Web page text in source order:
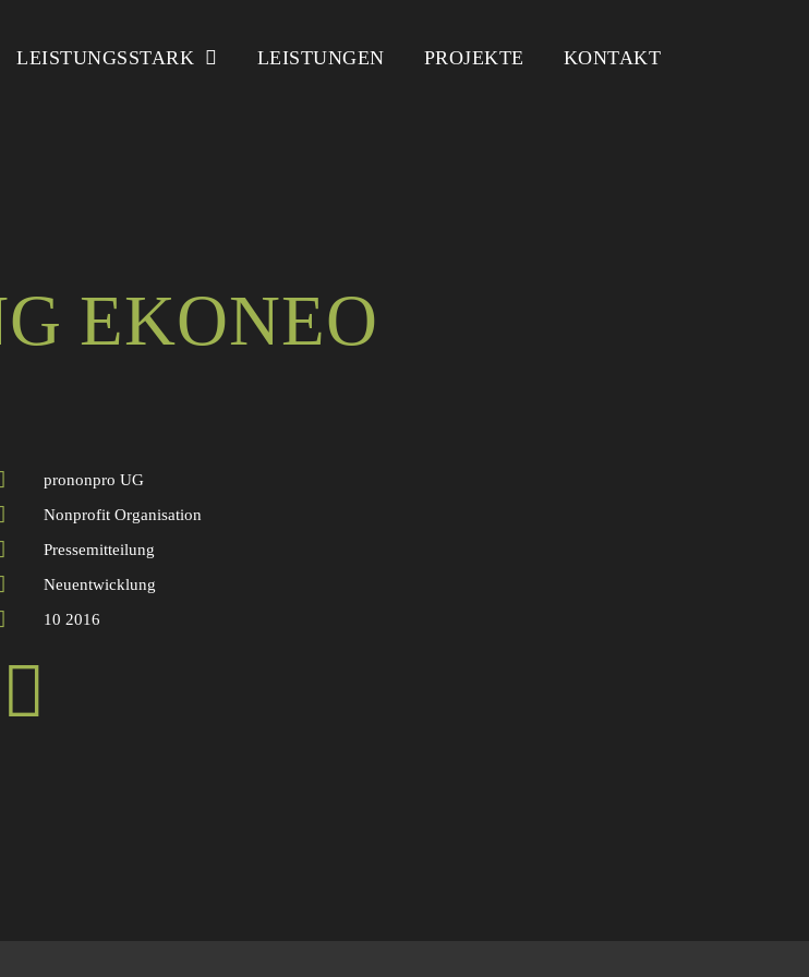
LEISTUNGSSTARK LEISTUNGEN PROJEKTE KONTAKT
EKONEO
prononpro UG
Nonprofit Organisation
Pressemitteilung
Neuentwicklung
10 2016